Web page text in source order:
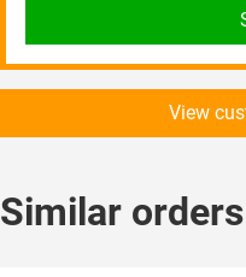
View
Similar orders